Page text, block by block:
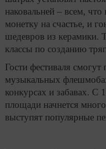
наковальней – всем,
монетку на счастье, и
шедевров из керамики.
классы по созданию
Гости фестиваля смогут
музыкальных
конкурсах и забавах. С
площади начнется
выступят популярные